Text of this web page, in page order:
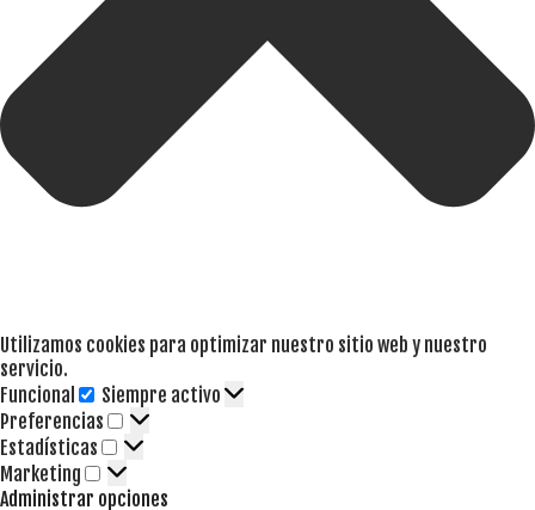
Utilizamos cookies para optimizar nuestro sitio web y nuestro
servicio.
Funcional
Funcional
Siempre activo
Preferencias
Preferencias
Estadísticas Estadísticas
Marketing Marketing
Administrar opciones